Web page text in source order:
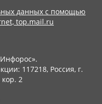
данных с помощью
top.mail.ru
117218, Россия, г.
2